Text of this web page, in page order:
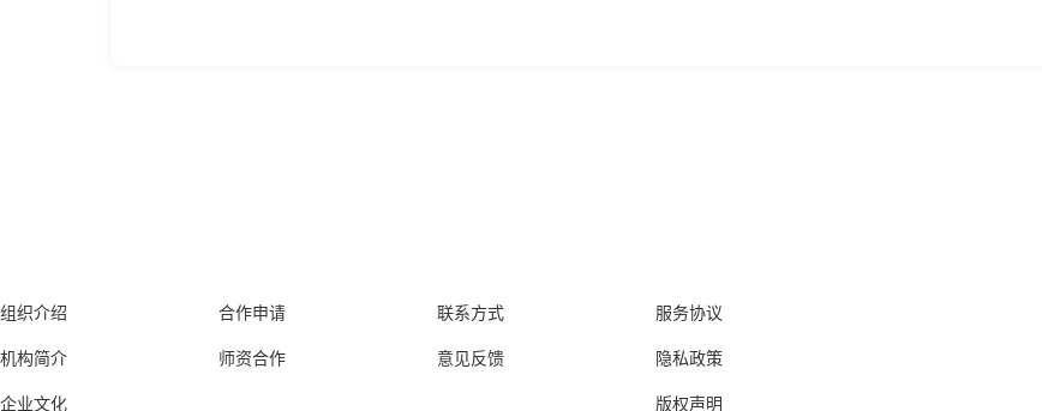
组织介绍
机构简介
企业文化
合作申请
师资合作
联系方式
意见反馈
服务协议
隐私政策
版权声明